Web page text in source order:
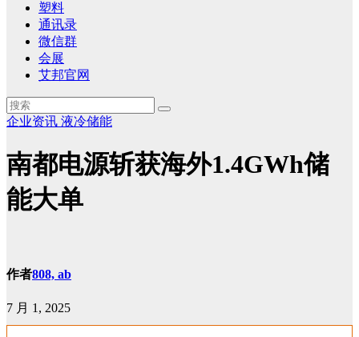
塑料
通讯录
微信群
会展
艾邦官网
企业资讯 液冷储能
南都电源斩获海外1.4GWh储
能大单
作者808, ab
7 月 1, 2025